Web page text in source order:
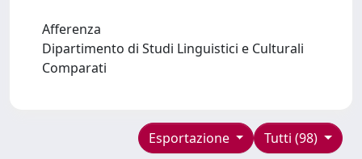
Afferenza
Dipartimento di Studi Linguistici e Culturali
Comparati
Tutti (98)
Esportazione